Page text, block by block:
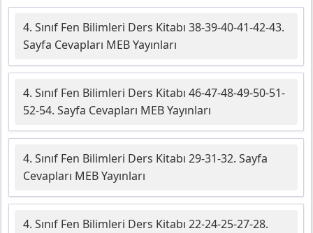
4. Sınıf Fen Bilimleri Ders Kitabı 38-39-40-41-42-43.
Sayfa Cevapları MEB Yayınları
4. Sınıf Fen Bilimleri Ders Kitabı 46-47-48-49-50-51-
52-54. Sayfa Cevapları MEB Yayınları
4. Sınıf Fen Bilimleri Ders Kitabı 29-31-32. Sayfa
Cevapları MEB Yayınları
4. Sınıf Fen Bilimleri Ders Kitabı 22-24-25-27-28.